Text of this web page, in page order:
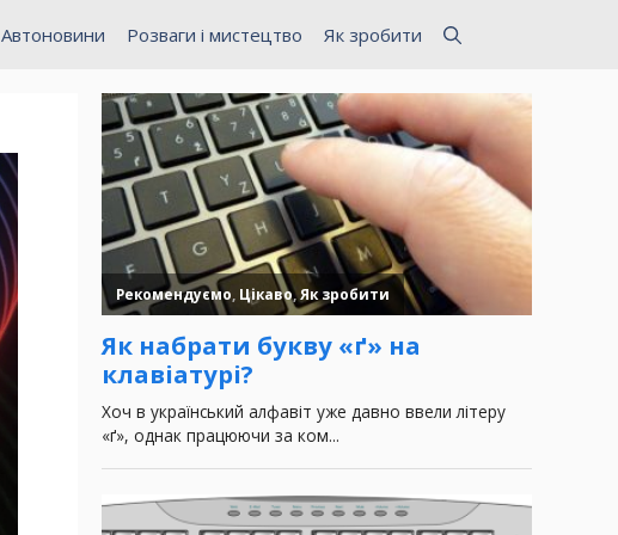
Автоновини Розваги і мистецтво Як зробити